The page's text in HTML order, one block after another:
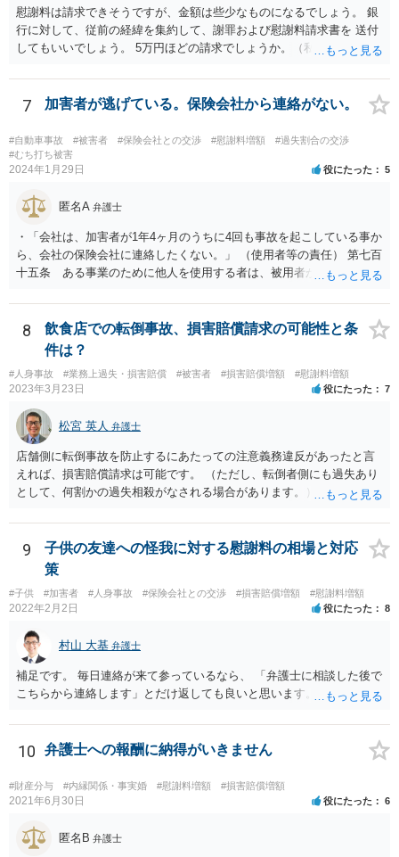
慰謝料は請求できそうですが、金額は些少なものになるでしょう。 銀
行に対して、従前の経緯を集約して、謝罪および慰謝料請求書を 送付
してもいいでしょう。 5万円ほどの請求でしょうか。（私見）
7 加害者が逃げている。保険会社から連絡がない。
#自動車事故 #被害者 #保険会社との交渉 #慰謝料増額
#過失割合の交渉
#むち打ち被害
2024年1月29日 役にたった 5
匿名A 弁護士
・「会社は、加害者が1年4ヶ月のうちに4回も事故を起こしている事か
ら、会社の保険会社に連絡したくない。」 （使用者等の責任） 第七百
十五条 ある事業のために他人を使用する者は、被用者がその事業の
用者が被用者の選任及びその事業の監督について相当の注意をしたと
き、又は相当の注意をしても損害が生ずべきであったときは、この限
りでない。 会社側の言い分に付き合わず、会社側への請求をお考えな
さったほうがよろしいかもしれません。加害ドライバーの任意保険が
本件に使えるか、使おうとするかが定かではありませんので。「1年4
ヶ月のうちに4回も事故」の事実は、会社から加害ドライバーへの責任
転嫁のような発言ですが、上記ただし書との関連で言えば、会社側が
「相当の注意」をしていなかった証左でしょう。 今後の対応ですが、
事故証明書を速やかに取得すべきです。 病院で治療を受ける際、第三
者行為による傷病届を出す必要があります。 最終的にどこまで認めら
れるかという問題はありますが、事故後に事故に関連した支出に関し
8
飲食店での転倒事故、損害賠償請求の可能性と条
件は？
#人身事故 #業務上過失・損害賠償 #被害者 #損害賠償増額 #慰謝料増額
2023年3月23日 役にたった 7
松宮 英人 弁護士
店舗側に転倒事故を防止するにあたっての注意義務違反があったと言
えれば、損害賠償請求は可能です。 （ただし、転倒者側にも過失あり
として、何割かの過失相殺がなされる場合があります。） 注意義務違
床材等の性質、清掃により濡れるなどしてどの程度滑りやすくなって
いたか（清掃の仕方）、当日の天候、店内の混雑具合や客の動線、店
員による注意喚起の有無、過去に同様の事故があったか否か…などな
ど、様々な要素を見ていく必要があります。 一度弁護士にご相談され
ることをオススメします。 なお、治療費も損害賠償に含まれますが、
慰謝料など、具体的な損害賠償算定の仕方についても、ご相談なさる
とよいと思います。 お大事になさってください。
9
子供の友達への怪我に対する慰謝料の相場と対応
策
#子供 #加害者 #人身事故 #保険会社との交渉 #損害賠償増額 #慰謝料増額
2022年2月2日 役にたった 8
村山 大基 弁護士
補足です。 毎日連絡が来て参っているなら、 「弁護士に相談した後で
こちらから連絡します」とだけ返しても良いと思います。
10 弁護士への報酬に納得がいきません
#財産分与 #内縁関係・事実婚 #慰謝料増額 #損害賠償増額
2021年6月30日 役にたった 6
匿名B 弁護士